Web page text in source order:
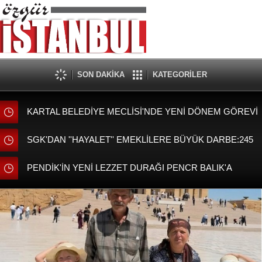
SON DAKİKA KATEGORİLER
KARTAL BELEDİYE MECLİSİ'NDE YENİ DÖNEM GÖREVİ
DAĞILIMI BELLİ OLDU
SGK'DAN ''HAYALET'' EMEKLİLERE BÜYÜK DARBE:245
BİN KİŞİNİ MAAŞI KESİLDİ!
PENDİK'İN YENİ LEZZET DURAĞI PENCR BALIK'A
BAŞKAN AHMET CİN'DEN ZİYARET